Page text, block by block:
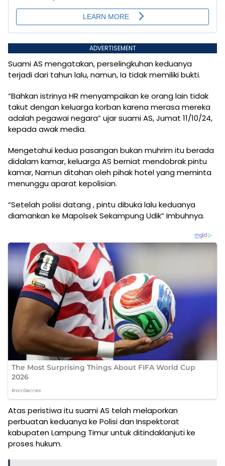
ADVERTISEMENT
Suami AS mengatakan, perselingkuhan keduanya
terjadi dari tahun lalu, namun, Ia tidak memiliki bukti.
“Bahkan istrinya HR menyampaikan ke orang lain tidak
takut dengan keluarga korban karena merasa mereka
adalah pegawai negara” ujar suami AS, Jumat 11/10/24,
kepada awak media.
Mengetahui kedua pasangan bukan muhrim itu berada
didalam kamar, keluarga AS berniat mendobrak pintu
kamar, Namun ditahan oleh pihak hotel yang meminta
menunggu aparat kepolisian.
“Setelah polisi datang , pintu dibuka lalu keduanya
diamankan ke Mapolsek Sekampung Udik” Imbuhnya.
Atas peristiwa itu suami AS telah melaporkan
perbuatan keduanya ke Polisi dan Inspektorat
kabupaten Lampung Timur untuk ditindaklanjuti ke
proses hukum.